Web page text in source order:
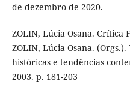
de dezembro de 2020.
ZOLIN, Lúcia Osana. Crítica
ZOLIN, Lúcia Osana.
históricas e tendências
2003. p. 181-203